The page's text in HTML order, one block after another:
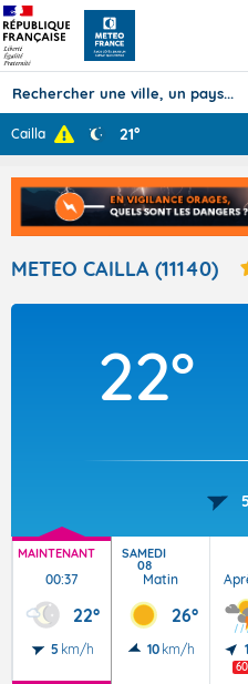
TOUS LES
Cailla 21°
METEO CAILLA (11140)
22°
5
MAINTENANT
00:37
22°
5 km/h
SAMEDI
08
Matin
26°
10 km/h